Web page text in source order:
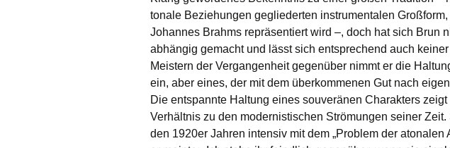
tonale Beziehungen gegliederten instrumentalen
Johannes Brahms repräsentiert wird –, doch hat sich Brun
abhängig gemacht und lässt sich entsprechend auch keiner
Meistern der Vergangenheit gegenüber nimmt er die
ein, aber eines, der mit dem überkommenen Gut nach
Die entspannte Haltung eines souveränen Charakters
Verhältnis zu den modernistischen Strömungen seiner
den 1920er Jahren intensiv mit dem „Problem der atonalen